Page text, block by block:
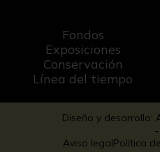
Fondos
Exposiciones
Conservación
Línea del tiempo
Diseño y desarrollo:
-
Aviso legalPolítica